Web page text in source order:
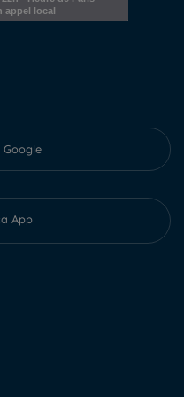
appel local
Google
App